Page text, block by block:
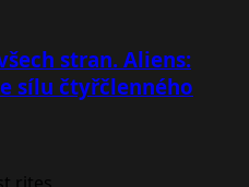
stran. Aliens:
sílu čtyřčlenného